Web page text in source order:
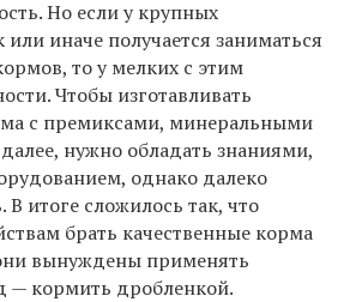
Но если у крупных
иначе получается заниматься
то у мелких с этим
Чтобы изготавливать
с премиксами, минеральными
нужно обладать знаниями,
однако далеко
В итоге сложилось так, что
брать качественные корма
вынуждены применять
— кормить дробленкой.